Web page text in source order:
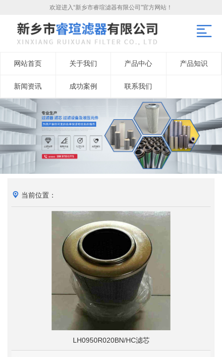
欢迎进入“新乡市睿瑄滤器有限公司”官方网站！
网站首页 关于我们 产品中心 产品知识
新闻资讯 成功案例 联系我们
当前位置：
LH0950R020BN/HC滤芯